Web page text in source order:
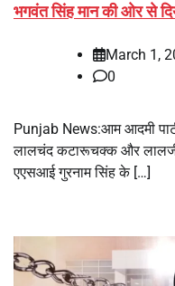
भगवंत सिंह मान की ओर से
March 1,
0
Punjab News:आम आदमी
लालचंद कटारूचक्क और
एएसआई गुरनाम सिंह के […]